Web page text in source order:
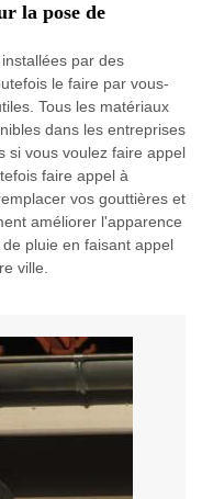
la pose de
par des
le faire par vous-
Tous les matériaux
dans les entreprises
si vous voulez faire appel
faire appel à
vos gouttières et
améliorer l'apparence
pluie en faisant appel
ville.